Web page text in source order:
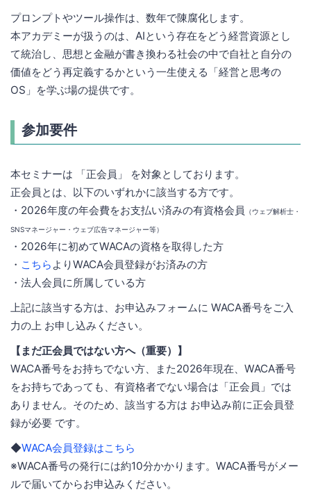
プロンプトやツール操作は、数年で陳腐化します。
本アカデミーが扱うのは、AIという存在をどう経営資源とし
て統治し、思想と金融が書き換わる社会の中で自社と自分の
価値をどう再定義するかという一生使える「経営と思考の
OS」を学ぶ場の提供です。
参加要件
本セミナーは 「正会員」 を対象としております。
正会員とは、以下のいずれかに該当する方です。
・2026年度の年会費をお支払い済みの有資格会員
（ウェブ解析士・
SNSマネージャー・ウェブ広告マネージャー等）
・2026年に初めてWACAの資格を取得した方
・ こちら よりWACA会員登録がお済みの方
・法人会員に所属している方
上記に該当する方は、お申込みフォームに WACA番号をご入
力の上 お申し込みください。
【まだ正会員ではない方へ（重要）】
WACA番号をお持ちでない方、また2026年現在、WACA番号
をお持ちであっても、有資格者でない場合は「正会員」では
ありません。そのため、該当する方は お申込み前に正会員登
録が必要 です。
◆WACA会員登録はこちら
※WACA番号の発行には約10分かかります。WACA番号がメー
ルで届いてからお申込みください。